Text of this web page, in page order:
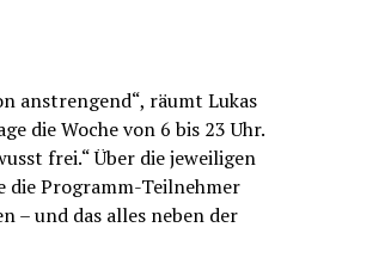
anstrengend“, räumt Lukas
die Woche von 6 bis 23 Uhr.
frei.“ Über die jeweiligen
die Programm-Teilnehmer
– und das alles neben der